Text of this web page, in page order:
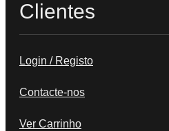
Clientes
Login / Registo
Contacte-nos
Ver Carrinho